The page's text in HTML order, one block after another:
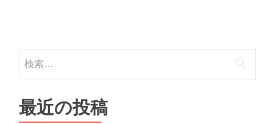
検索:
最近の投稿